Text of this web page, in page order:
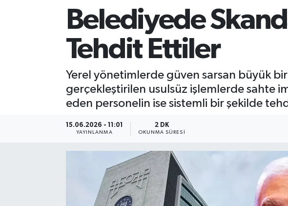
Belediyede
Tehdit Ettiler
Yerel yönetimlerde güven sarsan büyük
gerçekleştirilen usulsüz işlemlerde sahte
eden personelin ise sistemli bir şekilde
15.06.2026 - 11:01
YAYINLANMA
2 DK
OKUNMA SÜRESI